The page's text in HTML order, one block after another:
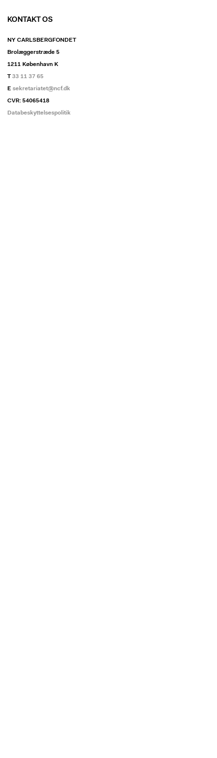
KONTAKT OS
NY CARLSBERGFONDET
Brolæggerstræde 5
1211 København K
T33 11 37 65
E sekretariatet@ncf.dk
CVR: 54065418
Databeskyttelsespolitik